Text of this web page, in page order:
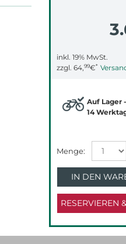
inkl. 19% MwSt.
zzgl. 64,99€*
RESERVIEREN
Auf Lager
14
IN DEN